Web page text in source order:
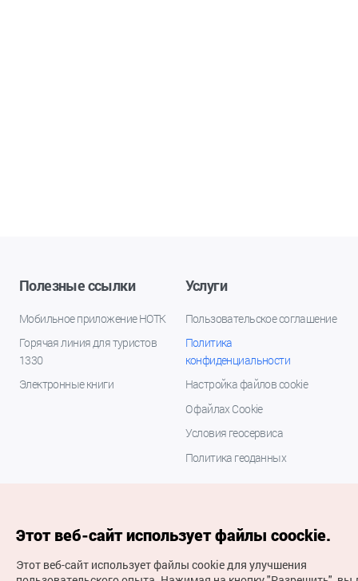
Полезные ссылки
Мобильное приложение НОТК
Горячая линия для туристов
1330
Электронные книги
Услуги
Пользовательское соглашение
Политика
конфиденциальности
Настройка файлов cookie
О файлах Cookie
Условия геосервиса
Политика геоданных
Этот веб-сайт использует файлы coockie.
Этот веб-сайт использует файлы cookie для улучшения